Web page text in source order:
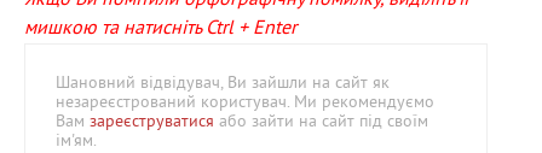
мишкою та натисніть Ctrl + Enter
Шановний відвідувач, Ви зайшли на сайт як
незареєстрований користувач. Ми рекомендуємо
Вам зареєструватися або зайти на сайт під своїм
ім'ям.